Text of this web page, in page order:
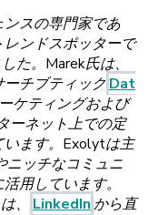
ンスの専門家であ
レンドスポッターで
た。 Marek氏は、
ーチブティックDat
ケティングおよび
ーネット上での定
ます。 Exolytは主
ニッチなコミュニ
活用しています。
、 LinkedInから直